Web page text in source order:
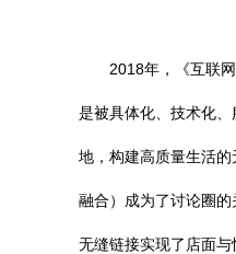
2018年，《互联
是被具体化、技术化
地，构建高质量生活
融合）成为了讨论圈
无缝链接实现了店面